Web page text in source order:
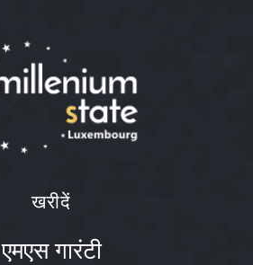
खरीदें
एमएस गारंटी